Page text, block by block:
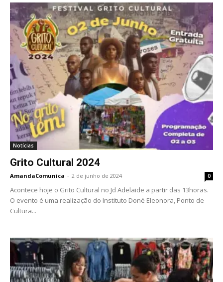
Notícias
Grito Cultural 2024
AmandaComunica - 2 de junho de 2024 0
Acontece hoje o Grito Cultural no Jd Adelaide a partir das 13horas.
O evento é uma realização do Instituto Doné Eleonora, Ponto de
Cultura...